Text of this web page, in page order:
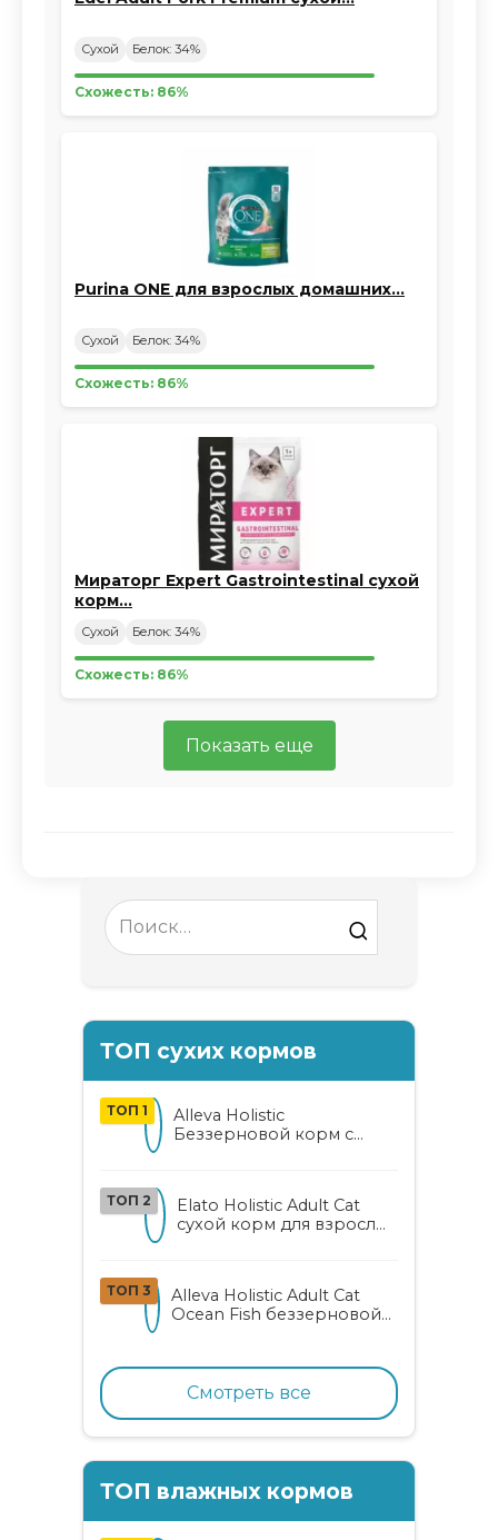
Сухой Белок: 34%
Схожесть: 86%
Purina ONE для взрослых домашних…
Сухой Белок: 34%
Схожесть: 86%
Мираторг Expert Gastrointestinal сухой
корм…
Сухой Белок: 34%
Схожесть: 86%
Показать еще
Search
for:
ТОП сухих кормов
ТОП 1
Alleva Holistic
Беззерновой корм с
ТОП 2
Elato Holistic Adult Cat
сухой корм для взрослых
ТОП 3
Alleva Holistic Adult Cat
Ocean Fish беззерновой
рыбой, коноплей и алоэ
вера
Смотреть все
ТОП влажных кормов